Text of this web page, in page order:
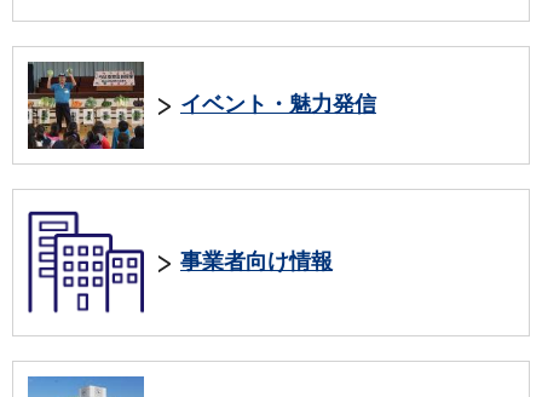
イベント・魅力発信
事業者向け情報